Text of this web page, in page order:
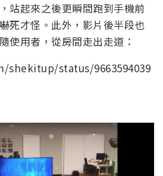
站起來之後更瞬間跑到手機前
死才怪。此外，影片後半段也
使用者，從房間走出走道：
status/9663594039